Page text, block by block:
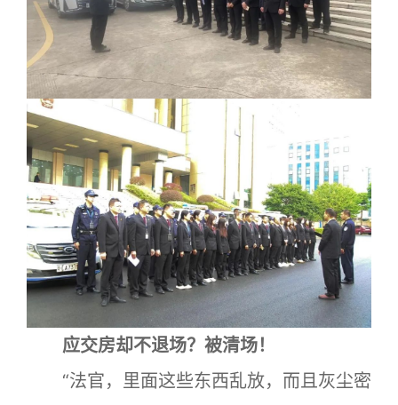
应交房却不退场？被清场！
“法官，里面这些东西乱放，而且灰尘密